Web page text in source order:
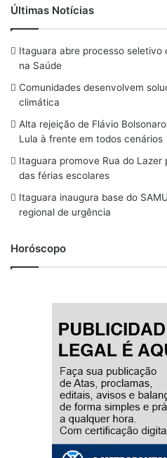
a
c
e
b
o
o
k
h
r
e
a
d
s
n
s
t
a
r
a
m
u
e
s
y
u
u
e
Últimas Notícias
Itaguara abre processo
na Saúde
Comunidades desenvolvem
climática
Alta rejeição de Flávio
Lula à frente em todos cenários
Itaguara promove Rua do
das férias escolares
Itaguara inaugura base do
regional de urgência
Horóscopo